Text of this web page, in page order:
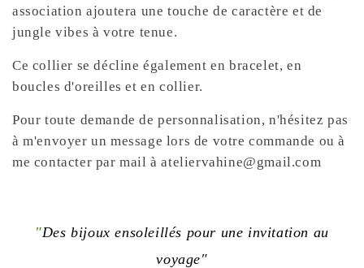
association ajoutera une touche de caractère et de
jungle vibes à votre tenue.
Ce collier se décline également en bracelet, en
boucles d'oreilles et en collier.
Pour toute demande de personnalisation, n'hésitez pas
à m'envoyer un message lors de votre commande ou à
me contacter par mail à ateliervahine@gmail.com
"Des bijoux ensoleillés pour une invitation au
voyage"